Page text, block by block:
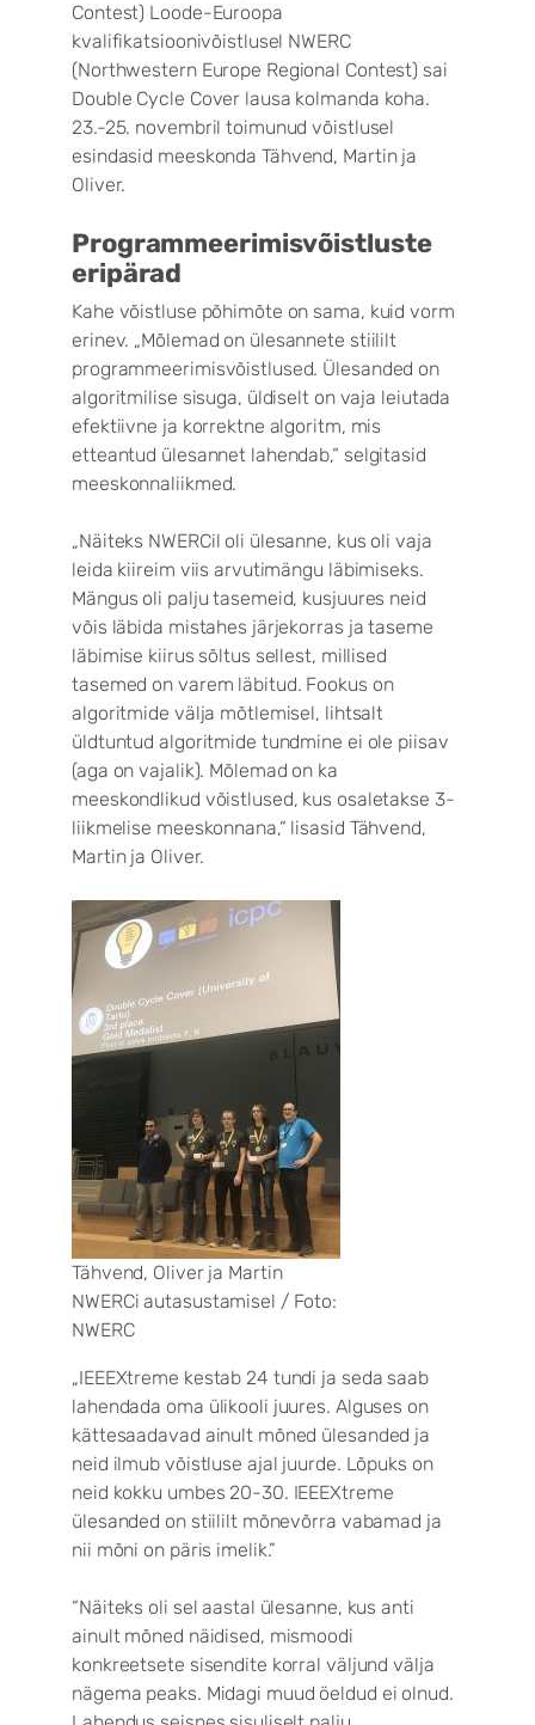
Contest) Loode-Euroopa
kvalifikatsioonivõistlusel NWERC
(Northwestern Europe Regional Contest) sai
Double Cycle Cover lausa kolmanda koha.
23.-25. novembril toimunud võistlusel
esindasid meeskonda Tähvend, Martin ja
Oliver.
Programmeerimisvõistluste
eripärad
Kahe võistluse põhimõte on sama, kuid vorm
erinev. „Mõlemad on ülesannete stiililt
programmeerimisvõistlused. Ülesanded on
algoritmilise sisuga, üldiselt on vaja leiutada
efektiivne ja korrektne algoritm, mis
etteantud ülesannet lahendab,“ selgitasid
meeskonnaliikmed.
„Näiteks NWERCil oli ülesanne, kus oli vaja
leida kiireim viis arvutimängu läbimiseks.
Mängus oli palju tasemeid, kusjuures neid
võis läbida mistahes järjekorras ja taseme
läbimise kiirus sõltus sellest, millised
tasemed on varem läbitud. Fookus on
algoritmide välja mõtlemisel, lihtsalt
üldtuntud algoritmide tundmine ei ole piisav
(aga on vajalik). Mõlemad on ka
meeskondlikud võistlused, kus osaletakse 3-
liikmelise meeskonnana,“ lisasid Tähvend,
Martin ja Oliver.
Tähvend, Oliver ja Martin
NWERCi autasustamisel / Foto:
NWERC
„IEEEXtreme kestab 24 tundi ja seda saab
lahendada oma ülikooli juures. Alguses on
kättesaadavad ainult mõned ülesanded ja
neid ilmub võistluse ajal juurde. Lõpuks on
neid kokku umbes 20-30. IEEEXtreme
ülesanded on stiililt mõnevõrra vabamad ja
nii mõni on päris imelik.”
“Näiteks oli sel aastal ülesanne, kus anti
ainult mõned näidised, mismoodi
konkreetsete sisendite korral väljund välja
nägema peaks. Midagi muud öeldud ei olnud.